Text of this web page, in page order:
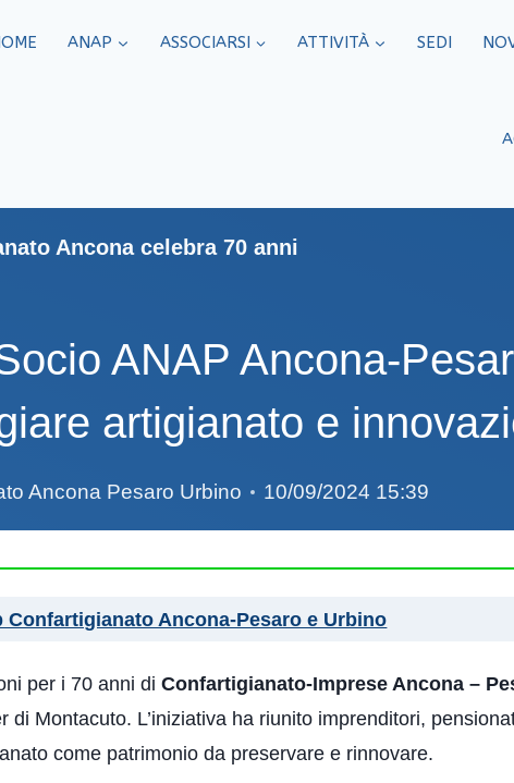
ANAP ASSOCIARSI ATTIVITÀ SEDI​
Ancona celebra 70 anni
ANAP Ancona-
artigianato e
Ancona Pesaro Urbino 10/09/2024 15:39
Confartigianato Ancona-Pesaro e Urbino
per i 70 anni di Confartigianato-Imprese Ancona –
di Montacuto. L’iniziativa ha riunito imprenditori,
come patrimonio da preservare e rinnovare.